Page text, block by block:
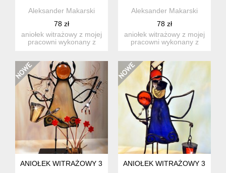
Aleksander Makarski
78 zł
aniołek witrażowy z mojej
pracowni wykonany z
Aleksander Makarski
78 zł
aniołek witrażowy z mojej
pracowni wykonany z
ANIOŁEK WITRAŻOWY 3D OGRODNICZKAANIOŁEK WITRAŻOWY 3D Z